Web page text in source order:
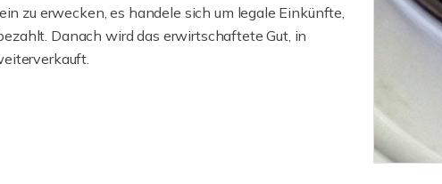
zu erwecken, es handele sich um legale Einkünfte,
Danach wird das erwirtschaftete Gut, in